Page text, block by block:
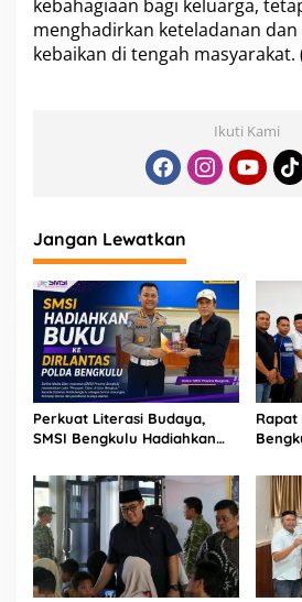
kebahagiaan bagi keluarga,
menghadirkan keteladanan
kebaikan di tengah masyarakat.
Ikuti Kami
Jangan Lewatkan
Perkuat Literasi Budaya,
SMSI Bengkulu Hadiahkan
Polda
Rapat
Pokja